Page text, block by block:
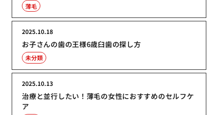
薄毛
お子さんの歯の王様6歳臼歯の探し方
2025.10.18
未分類
治療と並行したい！薄毛の女性におすすめのセルフケ
ア
2025.10.13